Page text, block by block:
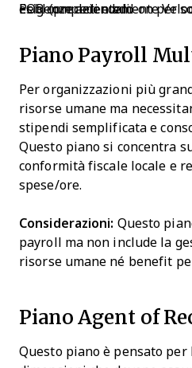
Pebl (precedentemente Velocity Global) offre servizi EOR completi e add-on per soddisfare le varie esigenze aziendali.
Piano Payroll
Per organizzazioni più
risorse umane ma
stipendi semplificata e
Questo piano si concentra
conformità fiscale locale e
spese/ore.
Considerazioni: Questo
payroll ma non include la
risorse umane né benefit
Piano Agent of
Questo piano è pensato per